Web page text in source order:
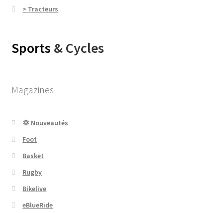
> Tracteurs
Sports & Cycles
Magazines
💢 Nouveautés
Foot
Basket
Rugby
Bikelive
eBlueRide